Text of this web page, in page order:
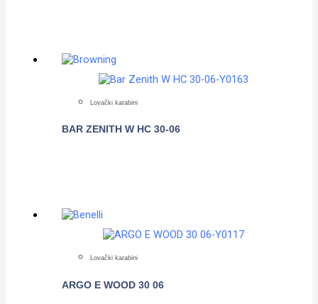
Lovački karabini
BAR ZENITH W HC 30-06
Lovački karabini
ARGO E WOOD 30 06